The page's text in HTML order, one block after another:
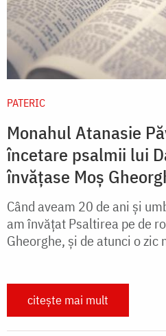
PATERIC
Monahul Atanasie
încetare psalmii lui
învățase Moș
Când aveam 20 de ani şi
am învăţat Psaltirea pe de
Gheorghe, şi de atunci o zic
citește mai mult